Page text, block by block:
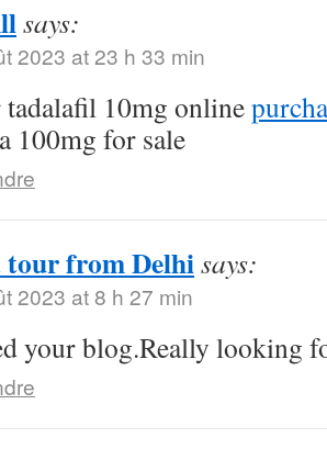
says:
2023 at 23 h 33 min
tadalafil 10mg online
100mg for sale
from Delhisays:
2023 at 8 h 27 min
your blog.Really looking